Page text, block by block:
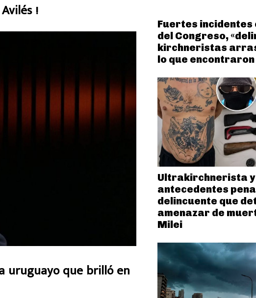
!
uruguayo que brilló en
Fuertes
del Congreso,
kirchneristas
lo que encontraron
Ultrakirchnerista y
antecedentes
delincuente que
amenazar de
Milei